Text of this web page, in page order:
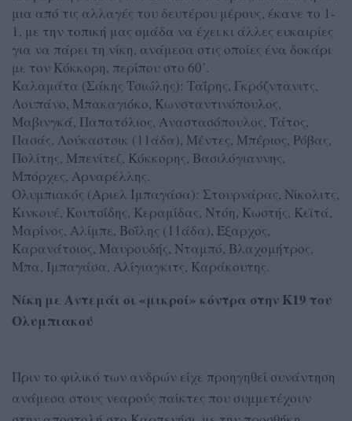
μια από τις αλλαγές του δευτέρου μέρους, έκανε το 1-
1, με την τοπική μας ομάδα να έχει κι άλλες ευκαιρίες
για να πάρει τη νίκη, ανάμεσα στις οποίες ένα δοκάρι
με τον Κόκκορη, περίπου στο 60’.
Καλαμάτα (Σάκης Τσιώλης): Ταΐρης, Γκρόζντανιτς,
Λουπάνο, Μπακαγιόκο, Κωνσταντινόπουλος,
Μαβινγκά, Παπατόλιος, Αναστασόπουλος, Τάτος,
Πασάς, Λούκαστσικ (11άδα), Μέντες, Μπέριος, Ρόβας,
Πολίτης, Μπενίτεζ, Κόκκορης, Βασιλόγιαννης,
Μπόρχες, Αρναρέλλης.
Ολυμπιακός (Αριελ Ιμπαγάσα): Στουρνάρας, Νίκολιτς,
Κινκουέ, Κουτσίδης, Κεραμίδας, Ντόη, Κωστής, Κεϊτά,
Μαρίνος, Αλίμπε, Βοΐλης (11άδα), Έξαρχος,
Καρανάτσιος, Μαυρουδής, Νταμπό, Βλαχομήτρος,
Μπα, Ιμπαγάσα, Αλίγιαγκιτς, Καράκουτης.
Νίκη με Αντεμάι οι «μικροί» κόντρα στην Κ19 του
Ολυμπιακού
Πριν το φιλικό των ανδρών είχε προηγηθεί συνάντηση
ανάμεσα στους νεαρούς παίκτες που συμμετέχουν